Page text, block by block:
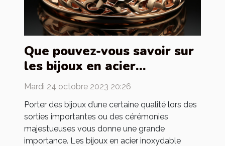
Que pouvez-vous savoir sur
les bijoux en acier
inoxydable ?
Mardi 24 octobre 2023 20:26
Porter des bijoux d’une certaine qualité lors des
sorties importantes ou des cérémonies
majestueuses vous donne une grande
importance. Les bijoux en acier inoxydable